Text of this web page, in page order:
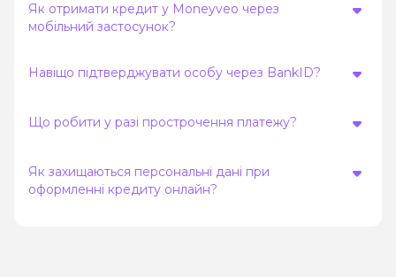
Як отримати кредит у Moneyveo через
мобільний застосунок?
Навіщо підтверджувати особу через BankID?
Що робити у разі прострочення платежу?
Як захищаються персональні дані при
оформленні кредиту онлайн?